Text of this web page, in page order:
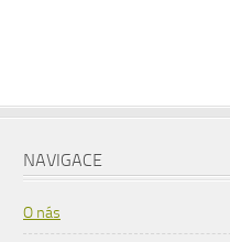
NAVIGACE
O nás